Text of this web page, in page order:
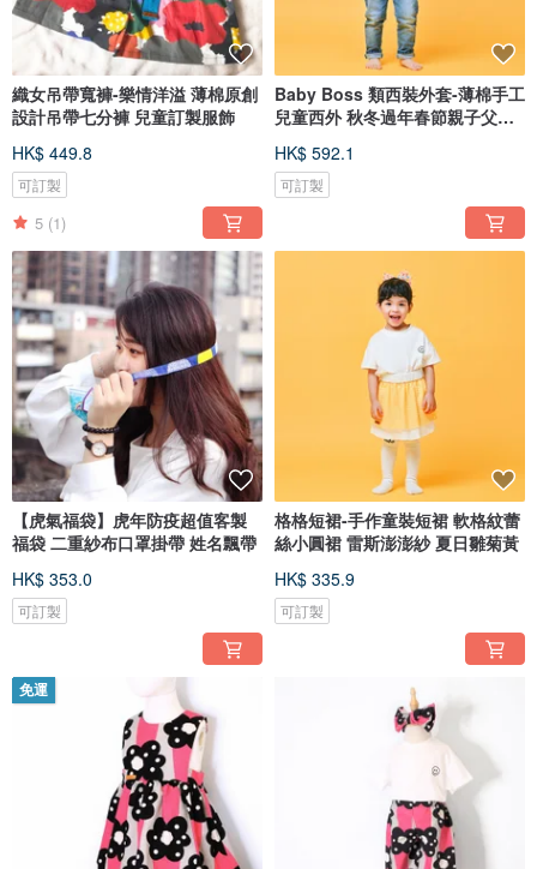
織女吊帶寬褲-樂情洋溢 薄棉原創
設計吊帶七分褲 兒童訂製服飾
HK$ 449.8
可訂製
5 (1)
Baby Boss 類西裝外套-薄棉手工
兒童西外 秋冬過年春節親子父子
HK$ 592.1
可訂製
【虎氣福袋】虎年防疫超值客製
福袋 二重紗布口罩掛帶 姓名飄帶
HK$ 353.0
可訂製
格格短裙-手作童裝短裙 軟格紋蕾
絲小圓裙 雷斯澎澎紗 夏日雛菊黃
HK$ 335.9
可訂製
免運